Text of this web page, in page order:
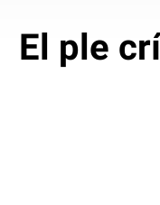
El ple